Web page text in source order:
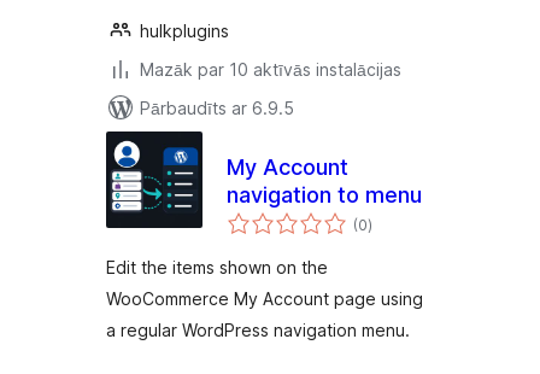
hulkplugins
Mazāk par 10 aktīvās instalācijas
Pārbaudīts ar 6.9.5
My Account
navigation to menu
(0vērtējumu
kopsumma
)
Edit the items shown on the
WooCommerce My Account page using
a regular WordPress navigation menu.